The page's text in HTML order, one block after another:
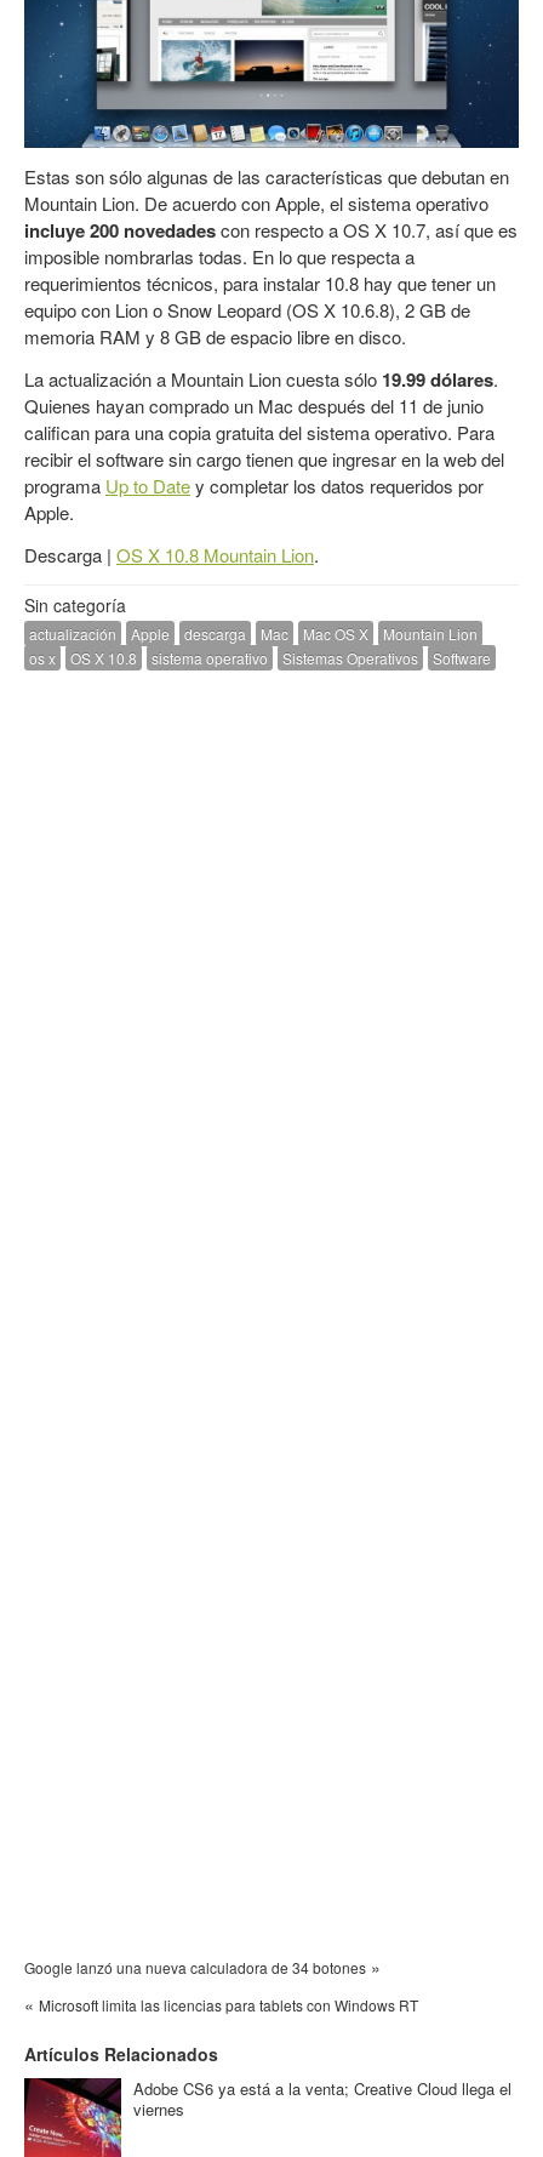
Estas son sólo algunas de las características que debutan en
Mountain Lion. De acuerdo con Apple, el sistema operativo
incluye 200 novedadescon respecto a OS X 10.7, así que es
imposible nombrarlas todas. En lo que respecta a
requerimientos técnicos, para instalar 10.8 hay que tener un
equipo con Lion o Snow Leopard (OS X 10.6.8), 2 GB de
memoria RAM y 8 GB de espacio libre en disco.
La actualización a Mountain Lion cuesta sólo 19.99 dólares.
Quienes hayan comprado un Mac después del 11 de junio
califican para una copia gratuita del sistema operativo. Para
recibir el software sin cargo tienen que ingresar en la web del
programa Up to Datey completar los datos requeridos por
Apple.
Descarga | OS X 10.8 Mountain Lion.
Sin categoría
actualización Apple descarga Mac Mac OS X
Mountain Lion
os x
OS X 10.8 sistema operativo Sistemas Operativos Software
Google lanzó una nueva calculadora de 34 botones »
« Microsoft limita las licencias para tablets con Windows RT
Artículos Relacionados
Adobe CS6 ya está a la venta; Creative Cloud llega el
viernes